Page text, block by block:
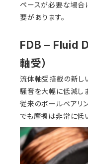
ペースが必要な場合
要があります。
FDB – Fluid
軸受）
流体軸受搭載の新し
騒音を大幅に低減し
従来のボールベアリ
でも摩擦は非常に低